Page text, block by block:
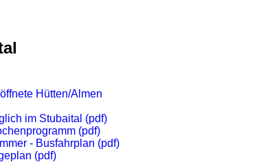
Hütten/Almen
im Stubaital (pdf)
(pdf)
- Busfahrplan (pdf)
(pdf)